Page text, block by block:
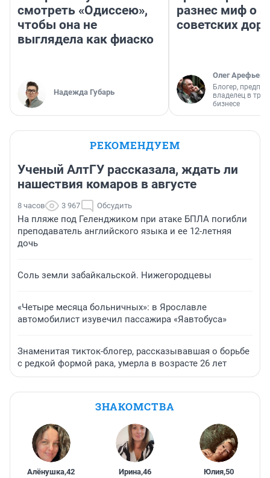
смотреть «Одиссею»,
чтобы она не
выглядела как фиаско
Надежда Губарь
разнес миф о
советских
Олег Арефьев
Блогер,
владелец в
бизнесе
РЕКОМЕНДУЕМ
Ученый АлтГУ рассказала, ждать ли
нашествия комаров в августе
8 часов 3 967 Обсудить
На пляже под Геленджиком при атаке БПЛА погибли
преподаватель английского языка и ее 12-летняя
дочь
Соль земли забайкальской. Нижегородцевы
«Четыре месяца больничных»: в Ярославле
автомобилист изувечил пассажира «Яавтобуса»
Знаменитая тикток-блогер, рассказывавшая о борьбе
с редкой формой рака, умерла в возрасте 26 лет
ЗНАКОМСТВА
Алёнушка,42 Ирина,46 Юлия,50